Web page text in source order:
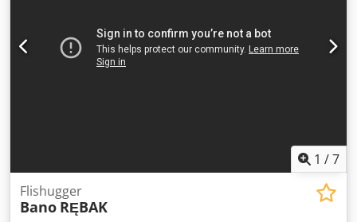
1 /7
Flishugger
Bano RĘBAK